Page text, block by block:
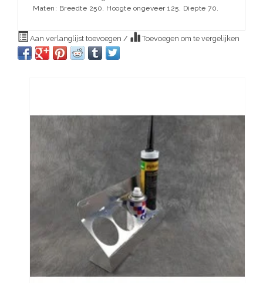
Maten: Breedte 250, Hoogte ongeveer 125, Diepte 70.
Aan verlanglijst toevoegen / Toevoegen om te vergelijken